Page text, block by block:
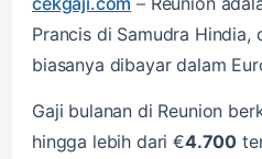
Prancis di Samudra Hindia,
biasanya dibayar dalam
Gaji bulanan di Reunion
hingga lebih dari €4.700